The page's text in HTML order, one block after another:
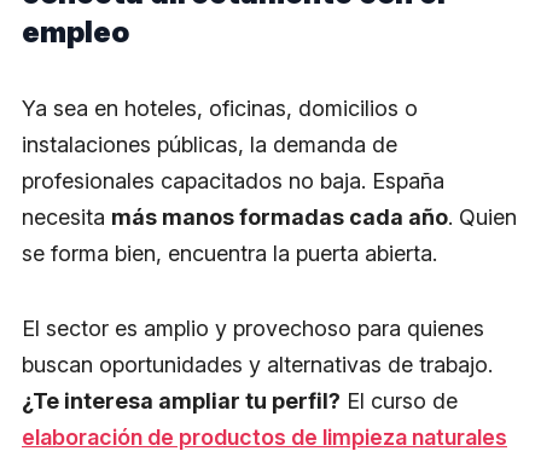
empleo
Ya sea en hoteles, oficinas, domicilios o
instalaciones públicas, la demanda de
profesionales capacitados no baja. España
necesita más manos formadas cada año. Quien
se forma bien, encuentra la puerta abierta.
El sector es amplio y provechoso para quienes
buscan oportunidades y alternativas de trabajo.
¿Te interesa ampliar tu perfil? El curso de
elaboración de productos de limpieza naturales